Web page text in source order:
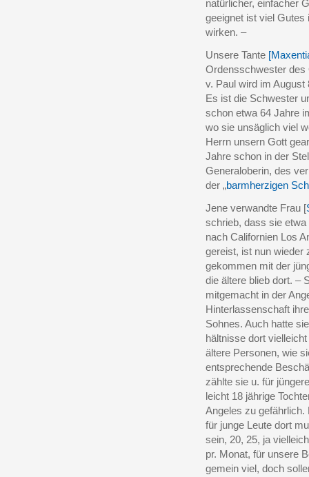
natürlicher, einfacher
geeignet ist viel Gutes
wirken. –
Unsere Tante
Ordensschwester des
v. Paul wird im
Es ist die Schwester
schon etwa 64 Jahre
wo sie unsäglich viel
Herrn unsern Gott
Jahre schon in der
Generaloberin, des
der „barmherzigen
Jene verwandte Frau [
schrieb, dass sie
nach Californien Los
gereist, ist nun wieder
gekommen mit der
die ältere blieb dort. –
mitgemacht in der
Hinterlassenschaft
Sohnes. Auch hatte
hältnisse dort
ältere Personen, wie
entsprechende
zählte sie u. für
leicht 18 jährige
Angeles zu gefährlich.
für junge Leute dort
sein, 20, 25, ja
pr. Monat, für unsere
gemein viel, doch